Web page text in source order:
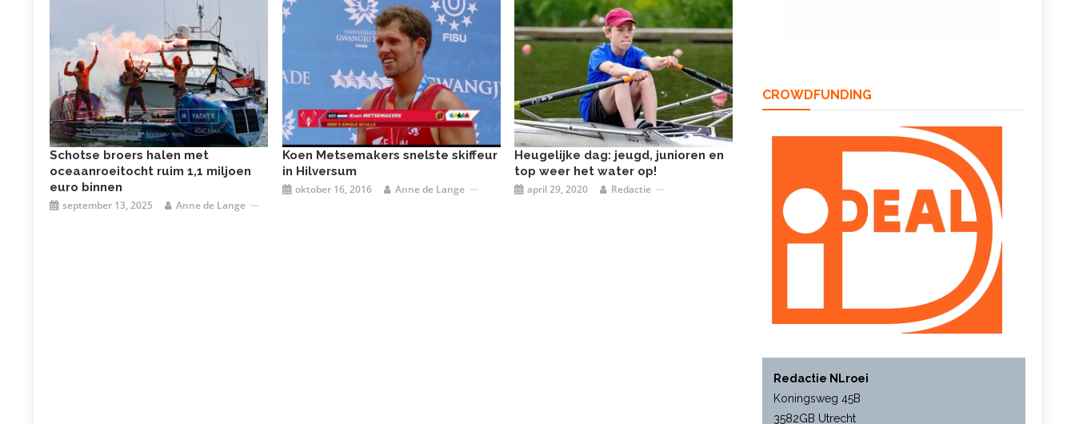
Schotse broers halen met
oceaanroeitocht ruim 1,1 miljoen
euro binnen
september 13, 2025 Anne de Lange
Koen Metsemakers snelste skiffeur
in Hilversum
oktober 16, 2016 Anne de Lange
Heugelijke dag: jeugd, junioren en
top weer het water op!
april 29, 2020 Redactie
CROWDFUNDING
Redactie NLroei
Koningsweg 45B
3582GB Utrecht